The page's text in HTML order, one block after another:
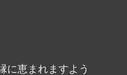
に恵まれますよう